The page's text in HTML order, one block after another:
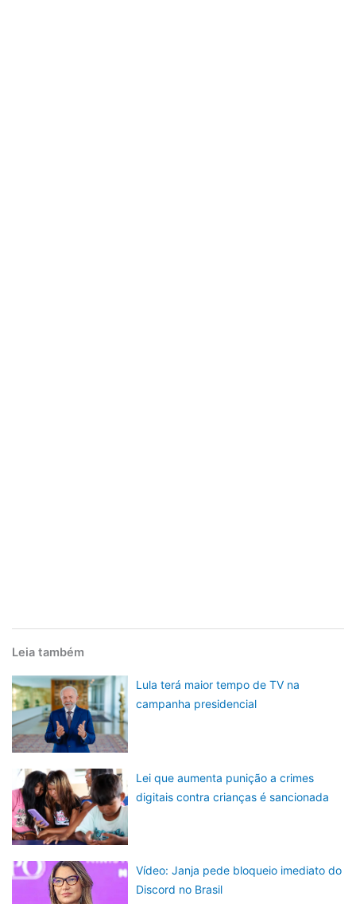
Leia também
Lula terá maior tempo de TV na
campanha presidencial
Lei que aumenta punição a crimes
digitais contra crianças é sancionada
Vídeo: Janja pede bloqueio imediato do
Discord no Brasil